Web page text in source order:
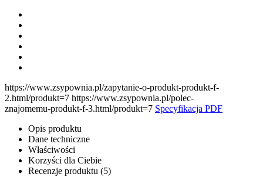
https://www.zsypownia.pl/zapytanie-o-produkt-produkt-f-
2.html/produkt=7 https://www.zsypownia.pl/polec-
znajomemu-produkt-f-3.html/produkt=7 Specyfikacja PDF
Opis produktu
Dane techniczne
Właściwości
Korzyści dla Ciebie
Recenzje produktu (5)